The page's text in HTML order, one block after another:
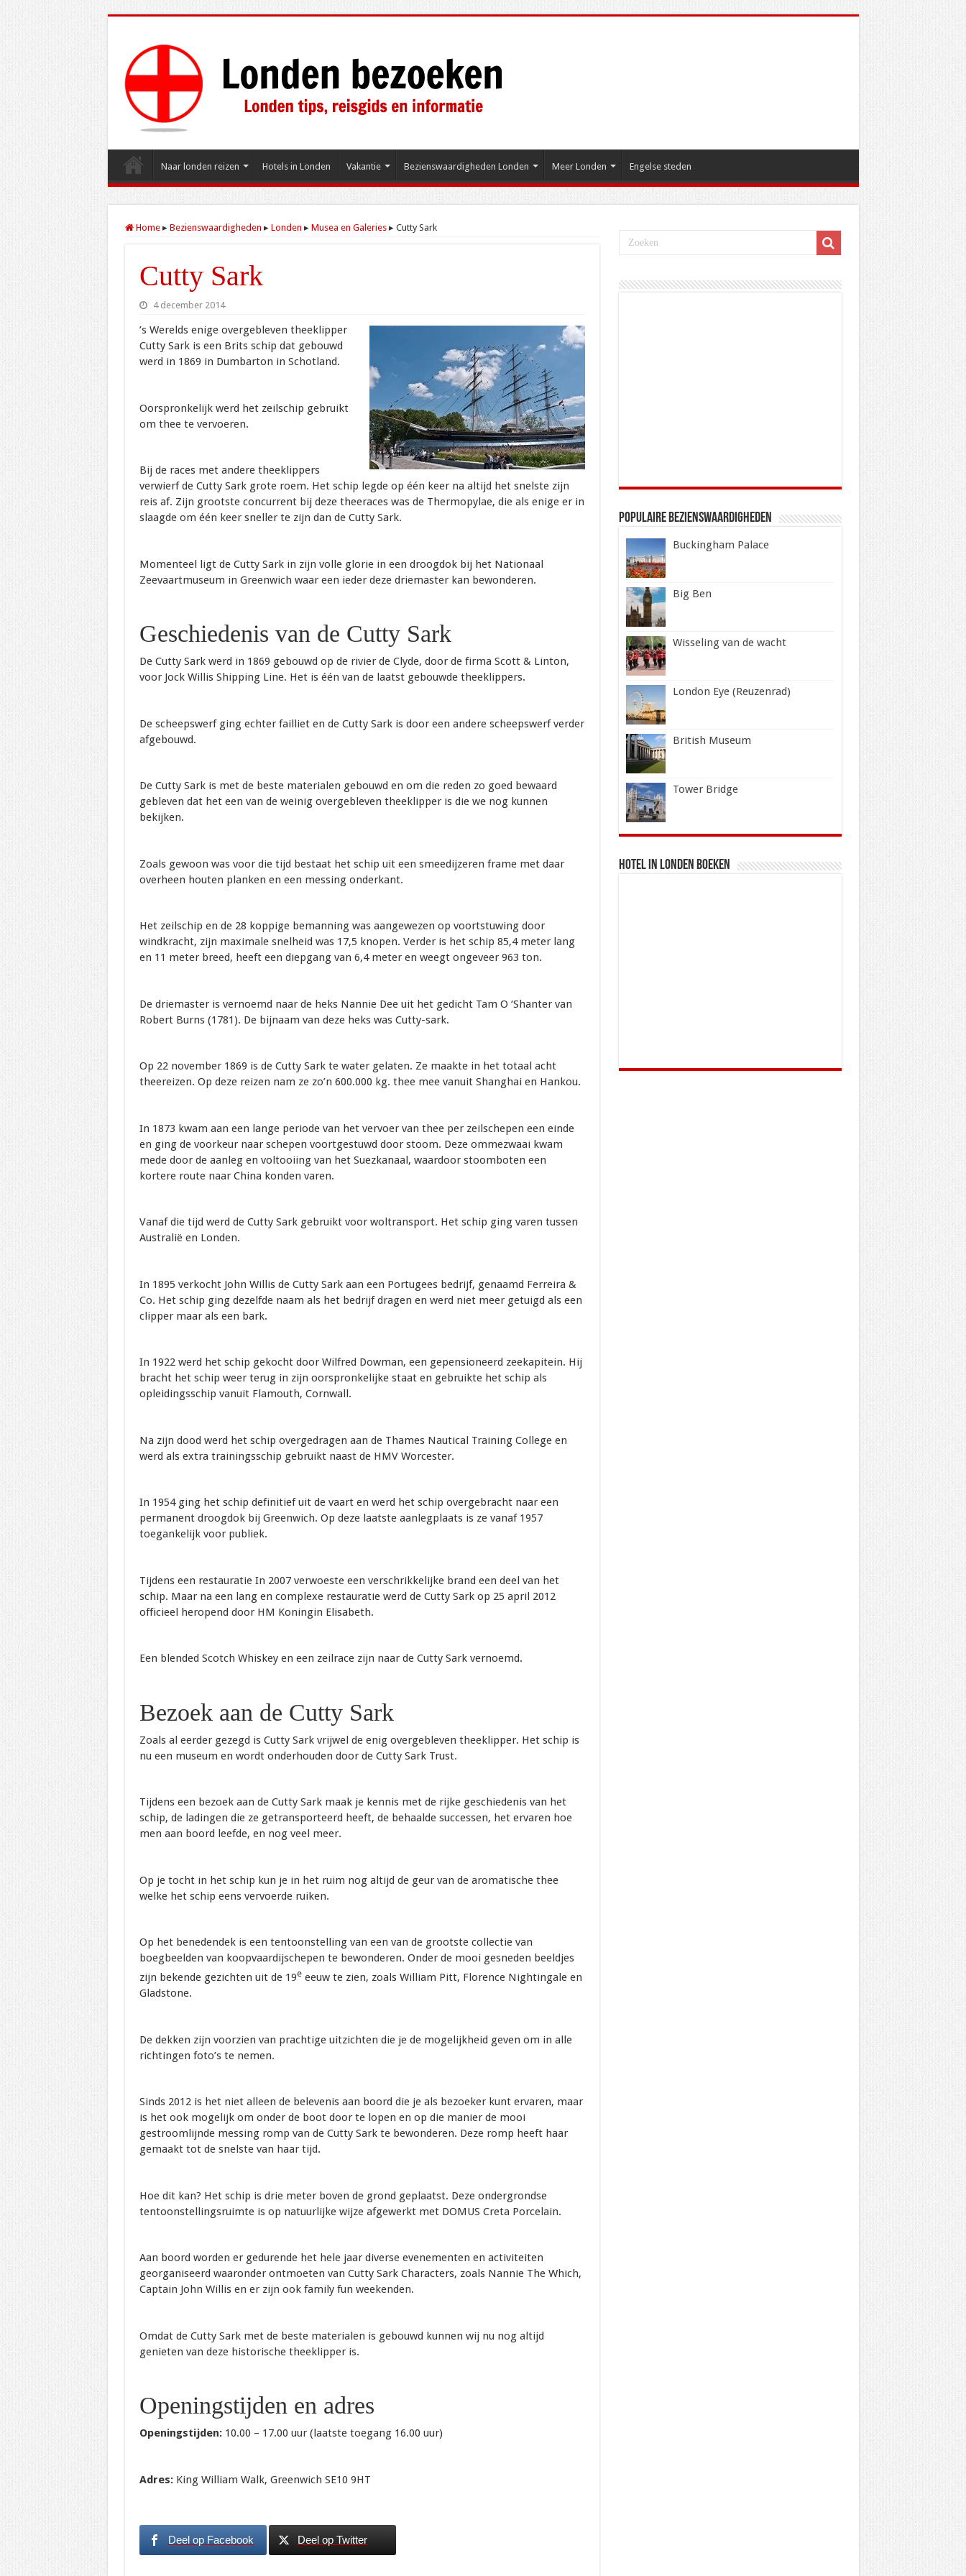
Naar londen reizen Hotels in Londen Vakantie Bezienswaardigheden Londen Meer Londen Engelse steden
Home ▸ Bezienswaardigheden ▸ Londen ▸ Musea en Galeries ▸ Cutty Sark
Cutty Sark
4 december 2014
’s Werelds enige overgebleven theeklipper
Cutty Sark is een Brits schip dat gebouwd
werd in 1869 in Dumbarton in Schotland.
Oorspronkelijk werd het zeilschip gebruikt
om thee te vervoeren.
Bij de races met andere theeklippers
verwierf de Cutty Sark grote roem. Het schip legde op één keer na altijd het snelste zijn
reis af. Zijn grootste concurrent bij deze theeraces was de Thermopylae, die als enige er in
slaagde om één keer sneller te zijn dan de Cutty Sark.
Momenteel ligt de Cutty Sark in zijn volle glorie in een droogdok bij het Nationaal
Zeevaartmuseum in Greenwich waar een ieder deze driemaster kan bewonderen.
Geschiedenis van de Cutty Sark
De Cutty Sark werd in 1869 gebouwd op de rivier de Clyde, door de firma Scott & Linton,
voor Jock Willis Shipping Line. Het is één van de laatst gebouwde theeklippers.
De scheepswerf ging echter failliet en de Cutty Sark is door een andere scheepswerf verder
afgebouwd.
De Cutty Sark is met de beste materialen gebouwd en om die reden zo goed bewaard
gebleven dat het een van de weinig overgebleven theeklipper is die we nog kunnen
bekijken.
Zoals gewoon was voor die tijd bestaat het schip uit een smeedijzeren frame met daar
overheen houten planken en een messing onderkant.
Het zeilschip en de 28 koppige bemanning was aangewezen op voortstuwing door
windkracht, zijn maximale snelheid was 17,5 knopen. Verder is het schip 85,4 meter lang
en 11 meter breed, heeft een diepgang van 6,4 meter en weegt ongeveer 963 ton.
De driemaster is vernoemd naar de heks Nannie Dee uit het gedicht Tam O ‘Shanter van
Robert Burns (1781). De bijnaam van deze heks was Cutty-sark.
Op 22 november 1869 is de Cutty Sark te water gelaten. Ze maakte in het totaal acht
theereizen. Op deze reizen nam ze zo’n 600.000 kg. thee mee vanuit Shanghai en Hankou.
In 1873 kwam aan een lange periode van het vervoer van thee per zeilschepen een einde
en ging de voorkeur naar schepen voortgestuwd door stoom. Deze ommezwaai kwam
mede door de aanleg en voltooiing van het Suezkanaal, waardoor stoomboten een
kortere route naar China konden varen.
Vanaf die tijd werd de Cutty Sark gebruikt voor woltransport. Het schip ging varen tussen
Australië en Londen.
In 1895 verkocht John Willis de Cutty Sark aan een Portugees bedrijf, genaamd Ferreira &
Co. Het schip ging dezelfde naam als het bedrijf dragen en werd niet meer getuigd als een
clipper maar als een bark.
In 1922 werd het schip gekocht door Wilfred Dowman, een gepensioneerd zeekapitein. Hij
bracht het schip weer terug in zijn oorspronkelijke staat en gebruikte het schip als
opleidingsschip vanuit Flamouth, Cornwall.
Na zijn dood werd het schip overgedragen aan de Thames Nautical Training College en
werd als extra trainingsschip gebruikt naast de HMV Worcester.
In 1954 ging het schip definitief uit de vaart en werd het schip overgebracht naar een
permanent droogdok bij Greenwich. Op deze laatste aanlegplaats is ze vanaf 1957
toegankelijk voor publiek.
Tijdens een restauratie In 2007 verwoeste een verschrikkelijke brand een deel van het
schip. Maar na een lang en complexe restauratie werd de Cutty Sark op 25 april 2012
officieel heropend door HM Koningin Elisabeth.
Een blended Scotch Whiskey en een zeilrace zijn naar de Cutty Sark vernoemd.
Bezoek aan de Cutty Sark
Zoals al eerder gezegd is Cutty Sark vrijwel de enig overgebleven theeklipper. Het schip is
nu een museum en wordt onderhouden door de Cutty Sark Trust.
Tijdens een bezoek aan de Cutty Sark maak je kennis met de rijke geschiedenis van het
schip, de ladingen die ze getransporteerd heeft, de behaalde successen, het ervaren hoe
men aan boord leefde, en nog veel meer.
Op je tocht in het schip kun je in het ruim nog altijd de geur van de aromatische thee
welke het schip eens vervoerde ruiken.
Op het benedendek is een tentoonstelling van een van de grootste collectie van
boegbeelden van koopvaardijschepen te bewonderen. Onder de mooi gesneden beeldjes
zijn bekende gezichten uit de 19eeeuw te zien, zoals William Pitt, Florence Nightingale en
Gladstone.
De dekken zijn voorzien van prachtige uitzichten die je de mogelijkheid geven om in alle
richtingen foto’s te nemen.
Sinds 2012 is het niet alleen de belevenis aan boord die je als bezoeker kunt ervaren, maar
is het ook mogelijk om onder de boot door te lopen en op die manier de mooi
gestroomlijnde messing romp van de Cutty Sark te bewonderen. Deze romp heeft haar
gemaakt tot de snelste van haar tijd.
Hoe dit kan? Het schip is drie meter boven de grond geplaatst. Deze ondergrondse
tentoonstellingsruimte is op natuurlijke wijze afgewerkt met DOMUS Creta Porcelain.
Aan boord worden er gedurende het hele jaar diverse evenementen en activiteiten
georganiseerd waaronder ontmoeten van Cutty Sark Characters, zoals Nannie The Which,
Captain John Willis en er zijn ook family fun weekenden.
Omdat de Cutty Sark met de beste materialen is gebouwd kunnen wij nu nog altijd
genieten van deze historische theeklipper is.
Openingstijden en adres
Openingstijden:10.00 – 17.00 uur (laatste toegang 16.00 uur)
Adres: King William Walk, Greenwich SE10 9HT
Deel op Facebook Deel op Twitter
Populaire Bezienswaardigheden
Buckingham Palace
Big Ben
Wisseling van de wacht
London Eye (Reuzenrad)
British Museum
Tower Bridge
Hotel in Londen boeken